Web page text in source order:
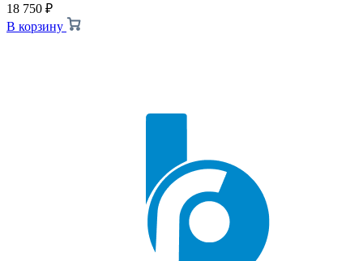
18 750 ₽
В корзину